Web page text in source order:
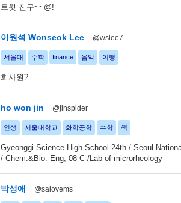
트윗 친구~~@!
이원석 Wonseok Lee @wslee7
서울대 수학 finance 음악 여행
회사원?
ho won jin @jinspider
인생 서울대학교 화학공학 수학 책
Gyeonggi Science High School 24th / Seoul
/ Chem.&Bio. Eng, 08 C /Lab of microrheology
박성애 @salovems